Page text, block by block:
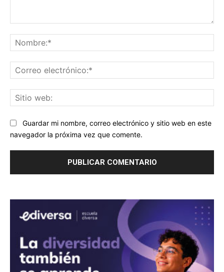
Guardar mi nombre, correo electrónico y sitio web en este
navegador la próxima vez que comente.